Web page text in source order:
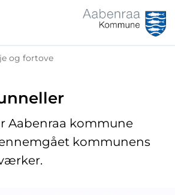
og fortove
Aabenraa kommune
kommunens